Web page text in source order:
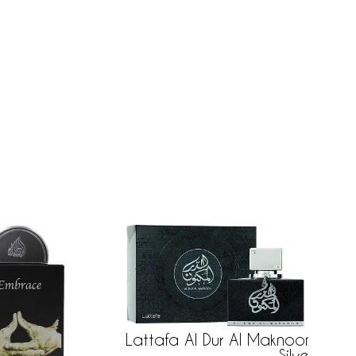
Lattafa Al Dur Al Maknoon